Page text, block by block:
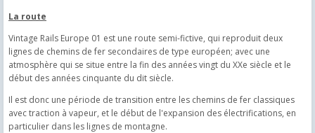
La route
Vintage Rails Europe 01 est une route semi-fictive, qui reproduit deux
lignes de chemins de fer secondaires de type européen; avec une
atmosphère qui se situe entre la fin des années vingt du XXe siècle et le
début des années cinquante du dit siècle.
Il est donc une période de transition entre les chemins de fer classiques
avec traction à vapeur, et le début de l'expansion des électrifications, en
particulier dans les lignes de montagne.